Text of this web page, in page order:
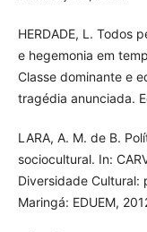
HERDADE, L. Todos
e hegemonia em
Classe dominante e
tragédia anunciada.
LARA, A. M. de B.
sociocultural. In:
Diversidade Cultural:
Maringá: EDUEM,